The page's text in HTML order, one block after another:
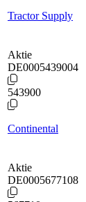
Tractor Supply
Aktie
DE0005439004
543900
Continental
Aktie
DE0005677108